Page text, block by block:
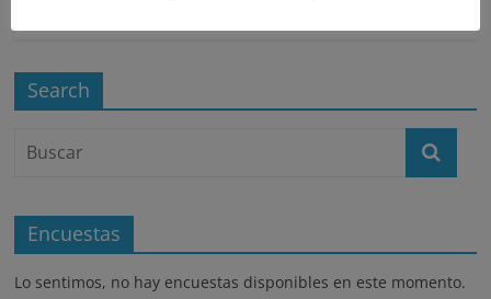
Search
Encuestas
Lo sentimos, no hay encuestas disponibles en este momento.